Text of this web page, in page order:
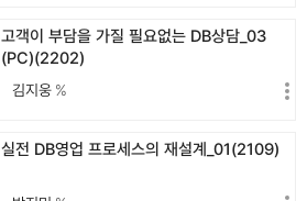
고객이 부담을 가질 필요없는 DB상담_03
(PC)(2202)
김지웅 %
실전 DB영업 프로세스의 재설계_01(2109)